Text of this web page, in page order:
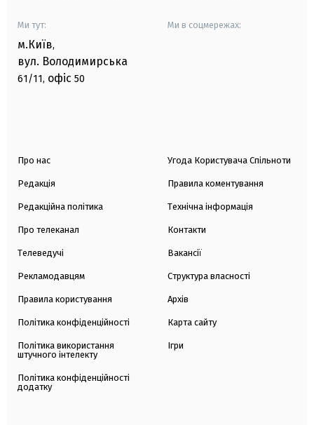
Ми тут:
м.Київ,
вул. Володимирська
61/11, офіс 50
Ми в соцмережах:
Про нас
Редакція
Редакційна політика
Про телеканал
Телеведучі
Рекламодавцям
Правила користування
Політика конфіденційності
Політика використання
штучного інтелекту
Політика конфіденційності
додатку
Угода Користувача Спільноти
Правила коментування
Технічна інформація
Контакти
Вакансії
Структура власності
Архів
Карта сайту
Ігри